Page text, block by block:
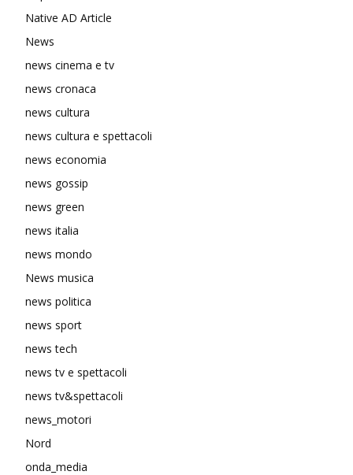
Native AD Article
News
news cinema e tv
news cronaca
news cultura
news cultura e spettacoli
news economia
news gossip
news green
news italia
news mondo
News musica
news politica
news sport
news tech
news tv e spettacoli
news tv&spettacoli
news_motori
Nord
onda_media